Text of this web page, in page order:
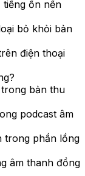
tiếng ồn nền
bỏ khỏi bản
điện thoại
bản thu
podcast âm
trong phần lồng
âm thanh đồng